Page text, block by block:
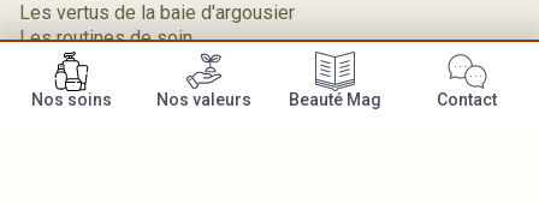
Nos soins Nos valeurs Beauté Mag Contact
Les vertus de la baie d'argousier
Les routines de soin
Questions fréquentes